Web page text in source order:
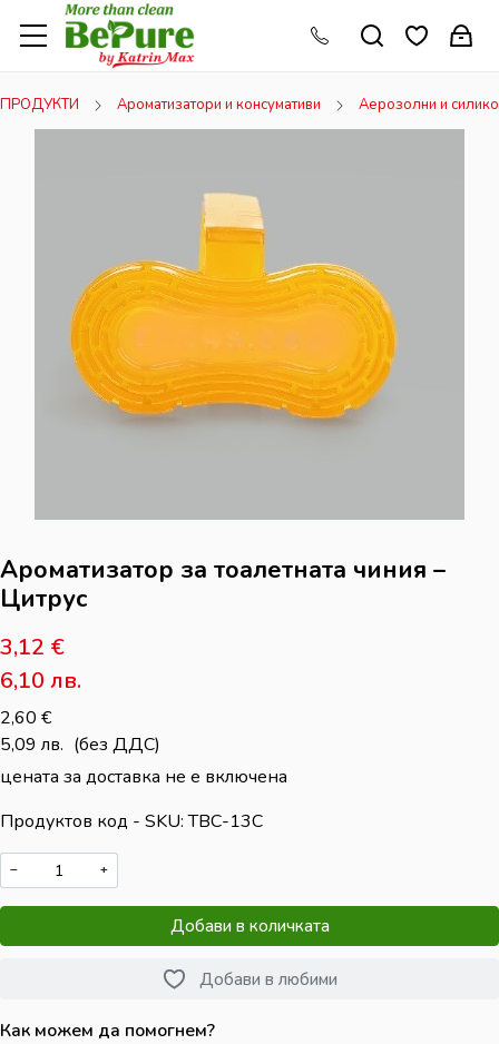
ПРОДУКТИ Ароматизатори и консумативи Аерозолни и
Ароматизатор за тоалетната чиния –
Цитрус
3,12 €
6,10 лв.
2,60 €
5,09 лв. (без ДДС)
цената за доставка не е включена
Продуктов код - SKU TBC-13C
− +
Добави в количката
Добави в любими
Как можем да помогнем?